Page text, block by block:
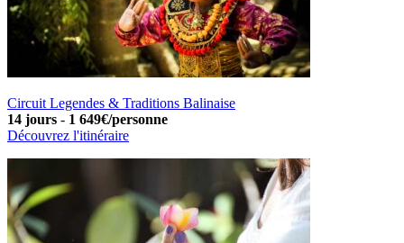
Circuit Legendes & Traditions Balinaise
14 jours - 1 649€/personne
Découvrez l'itinéraire